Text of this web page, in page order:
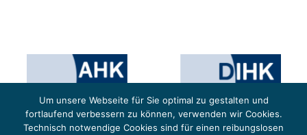
Um unsere Webseite für Sie optimal zu gestalten und
fortlaufend verbessern zu können, verwenden wir Cookies.
Technisch notwendige Cookies sind für einen reibungslosen